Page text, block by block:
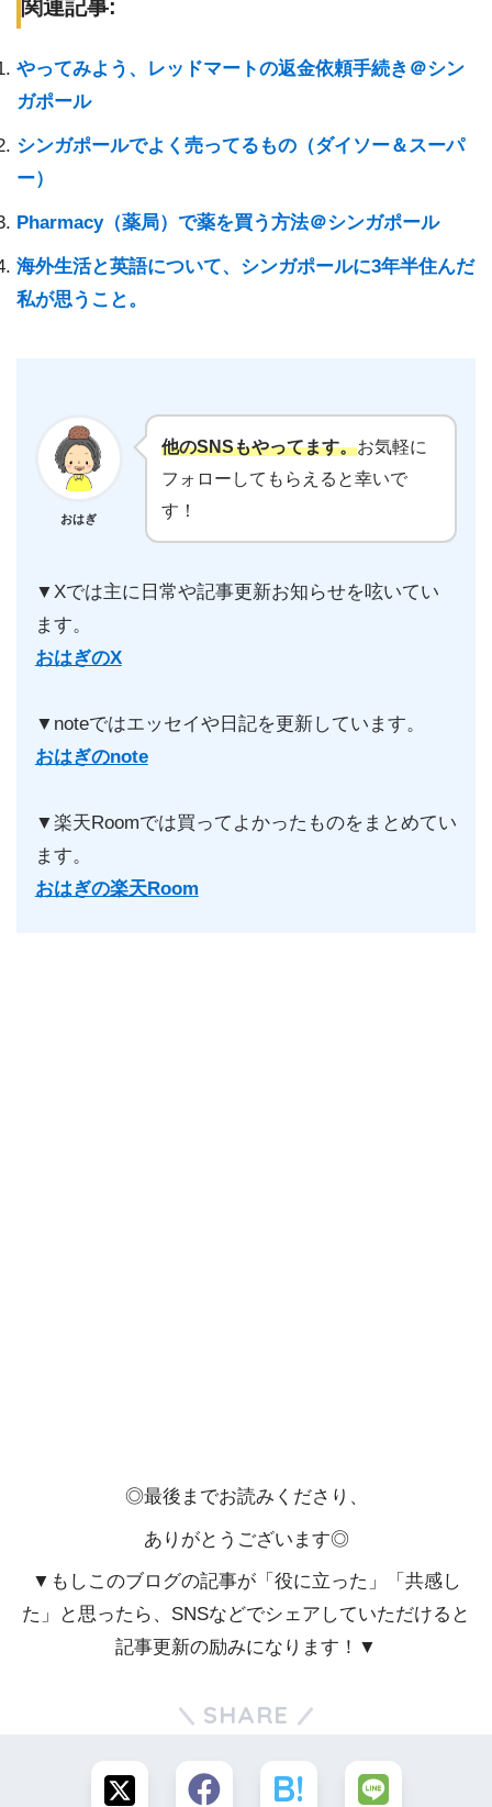
関連記事:
やってみよう、レッドマートの返金依頼手続き＠シン
ガポール
シンガポールでよく売ってるもの（ダイソー＆スーパ
ー）
Pharmacy（薬局）で薬を買う方法＠シンガポール
海外生活と英語について、シンガポールに3年半住んだ
私が思うこと。
おはぎ
他のSNSもやってます。お気軽に
フォローしてもらえると幸いで
す！
▼Xでは主に日常や記事更新お知らせを呟いてい
ます。
おはぎのX
▼noteではエッセイや日記を更新しています。
おはぎのnote
▼楽天Roomでは買ってよかったものをまとめてい
ます。
おはぎの楽天Room
◎最後までお読みくださり、
ありがとうございます◎
▼もしこのブログの記事が「役に立った」「共感し
た」と思ったら、SNSなどでシェアしていただけると
記事更新の励みになります！▼
SHARE